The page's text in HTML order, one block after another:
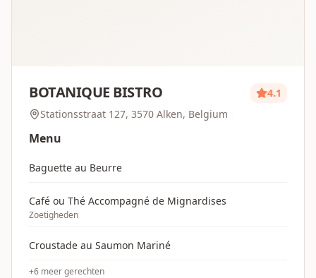
BOTANIQUE BISTRO
4.1
Stationsstraat 127, 3570 Alken, Belgium
Menu
Baguette au Beurre
Café ou Thé Accompagné de Mignardises
Zoetigheden
Croustade au Saumon Mariné
+6 meer gerechten